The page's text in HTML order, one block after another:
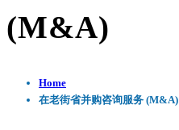
(M&A)
Home
在老街省并购咨询服务 (M&A)